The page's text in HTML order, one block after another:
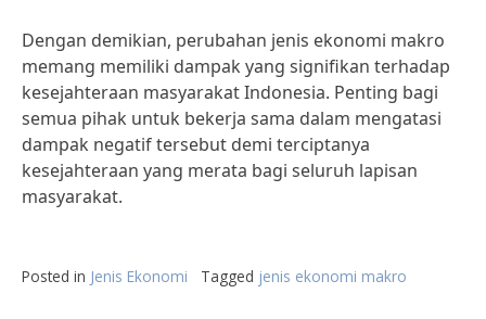
Dengan demikian, perubahan jenis ekonomi makro
memang memiliki dampak yang signifikan terhadap
kesejahteraan masyarakat Indonesia. Penting bagi
semua pihak untuk bekerja sama dalam mengatasi
dampak negatif tersebut demi terciptanya
kesejahteraan yang merata bagi seluruh lapisan
masyarakat.
Posted in Jenis Ekonomi Tagged jenis ekonomi makro